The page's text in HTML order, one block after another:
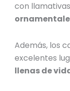
con
Además, los
excelentes
llenas de